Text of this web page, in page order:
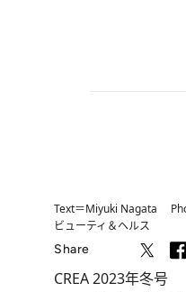
Text＝Miyuki Nagata
ビューティ＆ヘルス
Share
CREA 2023年冬号